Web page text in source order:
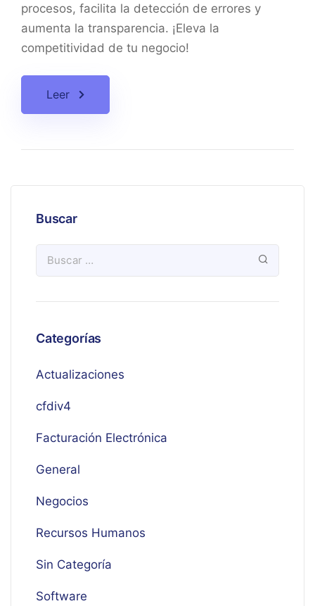
procesos, facilita la detección de errores y
aumenta la transparencia. ¡Eleva la
competitividad de tu negocio!
Leer
Buscar
Categorías
Actualizaciones
cfdiv4
Facturación Electrónica
General
Negocios
Recursos Humanos
Sin Categoría
Software